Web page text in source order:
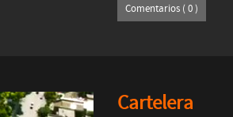
Comentarios ( 0 )
Cartelera